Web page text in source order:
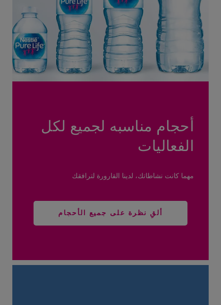
أحجام مناسبه لجميع لكل
الفعاليات
مهما كانت نشاطاتك، لدينا القارورة لترافقك
ألقِ نظرة على جميع الأحجام